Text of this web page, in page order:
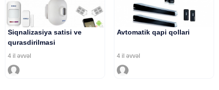
Siqnalizasiya satisi ve
qurasdirilmasi
4 il əvvəl
Avtomatik qapi qollari
4 il əvvəl